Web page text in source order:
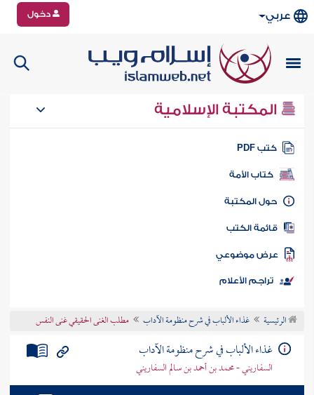
عربي دخول
المكتبة الإسلامية
كتب PDF
كتاب الأمة
المكتبة
الكتب
موضوعي
تراجم الأعلام
الرئيسية غذاء الألباب في شرح منظومة الآداب مطلب الغنى الحقيقي غنى النفس
غذاء الألباب في شرح منظومة الآداب
السفاريني - محمد بن أحمد بن سالم السفاريني